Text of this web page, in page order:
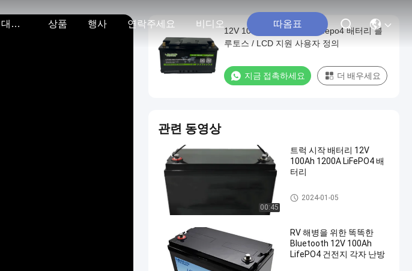
우리에 대하여 상품 행사 연락주세요 비디오 따옴표
12V 100AH Deep Cycle Lifepo4 배터리 블
루토스 / LCD 지원 사용자 정의
지금 접촉하세요 더 배우세요
관련 동영상
00:45
트럭 시작 배터리 12V
100Ah 1200A LiFePO4 배
터리
자동차 배터리 교체
2024-01-05
RV 해병을 위한 똑똑한
Bluetooth 12V 100Ah
LifePO4 건전지 각자 난방